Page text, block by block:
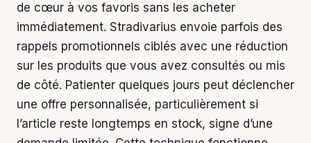
de cœur à vos favoris sans les acheter
immédiatement. Stradivarius envoie parfois des
rappels promotionnels ciblés avec une réduction
sur les produits que vous avez consultés ou mis
de côté. Patienter quelques jours peut déclencher
une offre personnalisée, particulièrement si
l’article reste longtemps en stock, signe d’une